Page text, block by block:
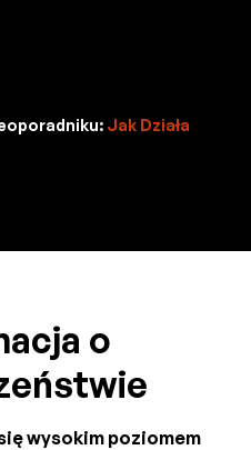
Jak Działa
o
wysokim poziomem